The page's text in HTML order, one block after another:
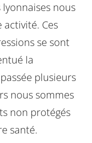
nous
Ces
se sont
la
plusieurs
nous sommes
non protégés
santé.